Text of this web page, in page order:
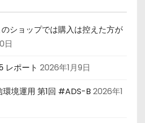
のショップでは購入は控えた方が
日
レポート 2026年1月9日
境運用 第1回 #ADS-B 2026年1